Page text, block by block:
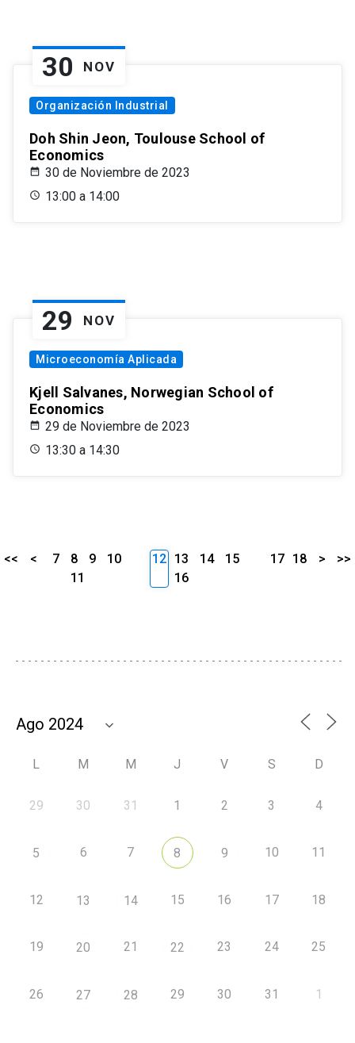
30 NOV
Organización Industrial
Doh Shin Jeon, Toulouse School of
Economics
30 de Noviembre de 2023
13:00 a 14:00
29 NOV
Microeconomía Aplicada
Kjell Salvanes, Norwegian School of
Economics
29 de Noviembre de 2023
13:30 a 14:30
<< < 7 8 9
10
11
12 13 14
15
16
17 18 > >>
L M M J V S D
29 30 31 1 2 3 4
5 6 7 8 9 10 11
12 13 14 15 16 17 18
19 20 21 22 23 24 25
26 27 28 29 30 31 1